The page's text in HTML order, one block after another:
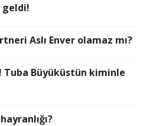
geldi!
Aslı Enver olamaz mı?
Tuba Büyüküstün kiminle